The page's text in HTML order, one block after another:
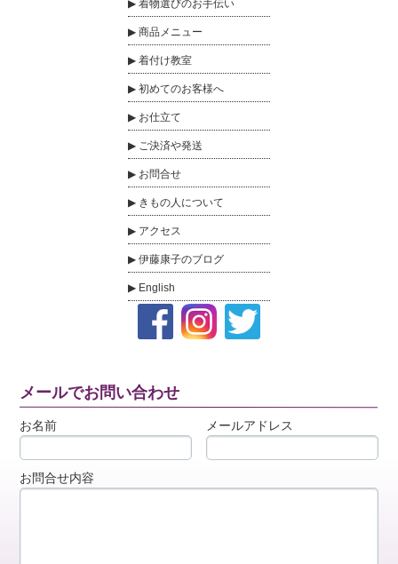
着物選びのお手伝い
商品メニュー
着付け教室
初めてのお客様へ
お仕立て
ご決済や発送
お問合せ
きもの人について
アクセス
伊藤康子のブログ
English
メールでお問い合わせ
お名前 メールアドレス
お問合せ内容